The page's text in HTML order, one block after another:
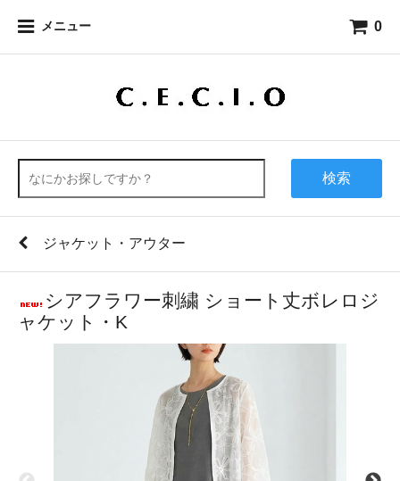
メニュー 0
検索
ジャケット・アウター
シアフラワー刺繍 ショート丈ボレロジ
ャケット・K